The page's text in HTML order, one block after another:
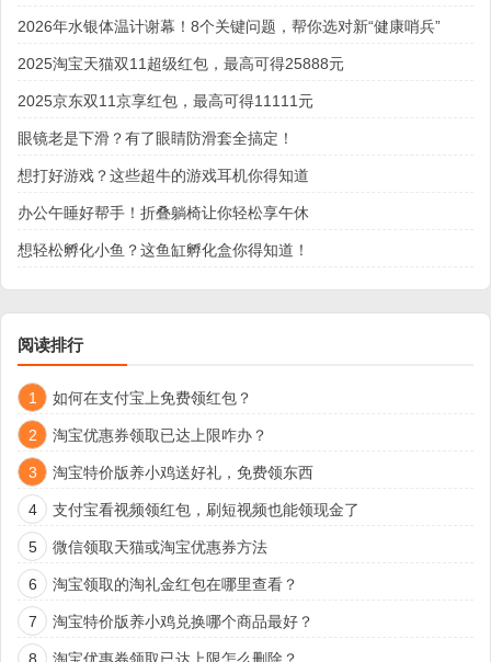
2026年水银体温计谢幕！8个关键问题，帮你选对新“健康哨兵”
2025淘宝天猫双11超级红包，最高可得25888元
2025京东双11京享红包，最高可得11111元
眼镜老是下滑？有了眼睛防滑套全搞定！
想打好游戏？这些超牛的游戏耳机你得知道
办公午睡好帮手！折叠躺椅让你轻松享午休
想轻松孵化小鱼？这鱼缸孵化盒你得知道！
阅读排行
1 如何在支付宝上免费领红包？
2 淘宝优惠券领取已达上限咋办？
3 淘宝特价版养小鸡送好礼，免费领东西
4 支付宝看视频领红包，刷短视频也能领现金了
5 微信领取天猫或淘宝优惠券方法
6 淘宝领取的淘礼金红包在哪里查看？
7 淘宝特价版养小鸡兑换哪个商品最好？